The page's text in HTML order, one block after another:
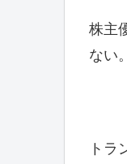
株主
ない。
トラ